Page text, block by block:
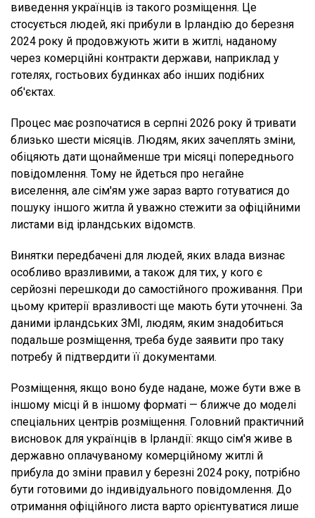
виведення українців із такого розміщення. Це
стосується людей, які прибули в Ірландію до березня
2024 року й продовжують жити в житлі, наданому
через комерційні контракти держави, наприклад у
готелях, гостьових будинках або інших подібних
об'єктах.
Процес має розпочатися в серпні 2026 року й тривати
близько шести місяців. Людям, яких зачеплять зміни,
обіцяють дати щонайменше три місяці попереднього
повідомлення. Тому не йдеться про негайне
виселення, але сім'ям уже зараз варто готуватися до
пошуку іншого житла й уважно стежити за офіційними
листами від ірландських відомств.
Винятки передбачені для людей, яких влада визнає
особливо вразливими, а також для тих, у кого є
серйозні перешкоди до самостійного проживання. При
цьому критерії вразливості ще мають бути уточнені. За
даними ірландських ЗМІ, людям, яким знадобиться
подальше розміщення, треба буде заявити про таку
потребу й підтвердити її документами.
Розміщення, якщо воно буде надане, може бути вже в
іншому місці й в іншому форматі — ближче до моделі
спеціальних центрів розміщення. Головний практичний
висновок для українців в Ірландії: якщо сім'я живе в
державно оплачуваному комерційному житлі й
прибула до зміни правил у березні 2024 року, потрібно
бути готовими до індивідуального повідомлення. До
отримання офіційного листа варто орієнтуватися лише